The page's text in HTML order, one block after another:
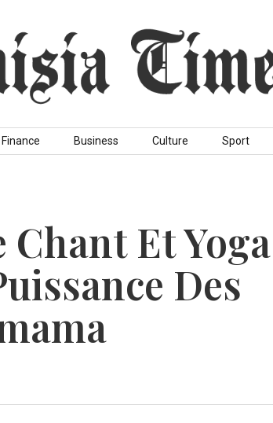
Finance Business Culture Sport
Et Yoga
Des